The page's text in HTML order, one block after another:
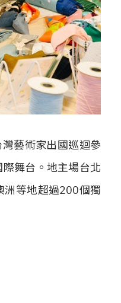
藝術家出國巡迴參
舞台。地主場台北
洲等地超過200個獨